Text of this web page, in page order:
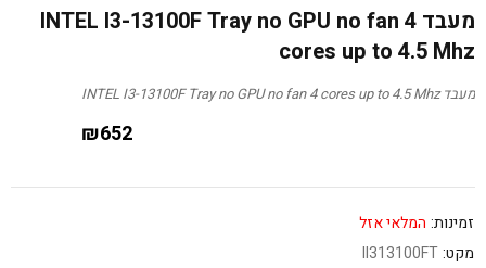
מעבד INTEL I3-13100F Tray no GPU no fan 4
cores up to 4.5 Mhz
מעבד INTEL I3-13100F Tray no GPU no fan 4 cores up to 4.5 Mhz
₪652
זמינות: המלאי אזל
מקט:II313100FT